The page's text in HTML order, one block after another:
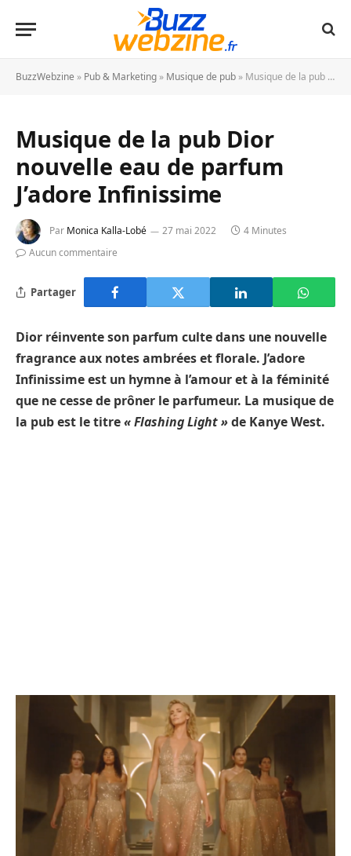
BuzzWebzine » Pub & Marketing » Musique de pub » Musique de la pub Dior nouvelle eau de parfum J’adore Infinissime
Musique de la pub Dior
nouvelle eau de parfum
J’adore Infinissime
Par Monica Kalla-Lobé 27 mai 2022
4 Minutes
Aucun commentaire
Partager
Dior réinvente son parfum culte dans une nouvelle
fragrance aux notes ambrées et florale. J’adore
Infinissime est un hymne à l’amour et à la féminité
que ne cesse de prôner le parfumeur. La musique de
la pub est le titre« Flashing Light »de Kanye West.